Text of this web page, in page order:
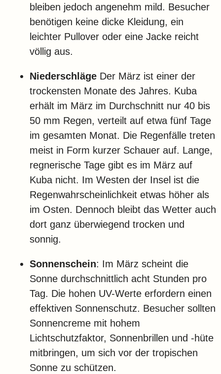
bleiben jedoch angenehm mild. Besucher
benötigen keine dicke Kleidung, ein
leichter Pullover oder eine Jacke reicht
völlig aus.
Niederschläge Der März ist einer der
trockensten Monate des Jahres. Kuba
erhält im März im Durchschnitt nur 40 bis
50 mm Regen, verteilt auf etwa fünf Tage
im gesamten Monat. Die Regenfälle treten
meist in Form kurzer Schauer auf. Lange,
regnerische Tage gibt es im März auf
Kuba nicht. Im Westen der Insel ist die
Regenwahrscheinlichkeit etwas höher als
im Osten. Dennoch bleibt das Wetter auch
dort ganz überwiegend trocken und
sonnig.
Sonnenschein: Im März scheint die
Sonne durchschnittlich acht Stunden pro
Tag. Die hohen UV-Werte erfordern einen
effektiven Sonnenschutz. Besucher sollten
Sonnencreme mit hohem
Lichtschutzfaktor, Sonnenbrillen und -hüte
mitbringen, um sich vor der tropischen
Sonne zu schützen.